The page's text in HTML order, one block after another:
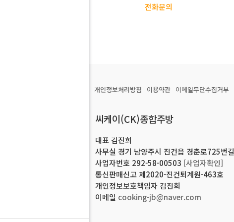
전화문의
개인정보처리방침 이용약관 이메일무단수집거부
씨케이(CK)종합주방
대표 김진희
사무실 경기 남양주시 진건읍 경춘로725번
사업자번호 292-58-00503 [사업자확인]
통신판매신고 제2020-진건퇴계원-463호
개인정보보호책임자 김진희
이메일 cooking-jb@naver.com